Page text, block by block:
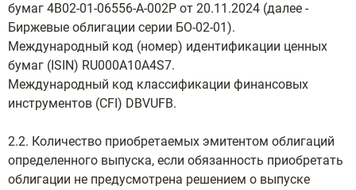
бумаг 4B02-01-06556-А-002P от 20.11.2024 (далее -
Биржевые облигации серии БО-02-01).
Международный код (номер) идентификации ценных
бумаг (ISIN) RU000A10A4S7.
Международный код классификации финансовых
инструментов (CFI) DBVUFB.
2.2. Количество приобретаемых эмитентом облигаций
определенного выпуска, если обязанность приобретать
облигации не предусмотрена решением о выпуске